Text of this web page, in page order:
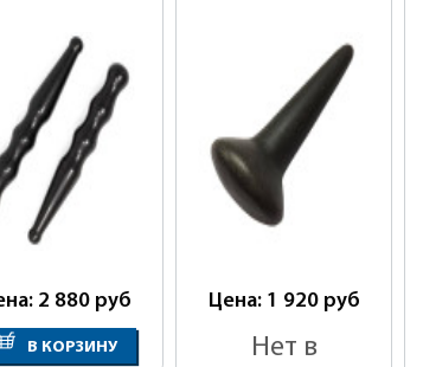
2 880 руб
В КОРЗИНУ
Цена: 1 920 руб
Нет в